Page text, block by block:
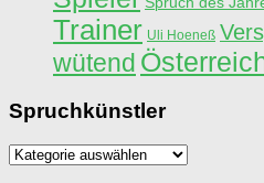
Trainer Uli Hoeneß
wütend
Spruchkünstler
Spruchkünstler